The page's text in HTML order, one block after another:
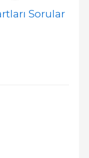
Sorular